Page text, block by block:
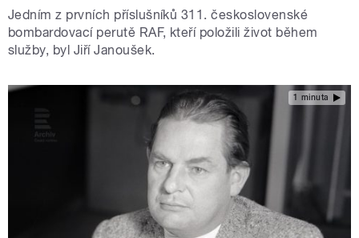
Jedním z prvních příslušníků 311. československé
bombardovací perutě RAF, kteří položili život během
služby, byl Jiří Janoušek.
1 minuta